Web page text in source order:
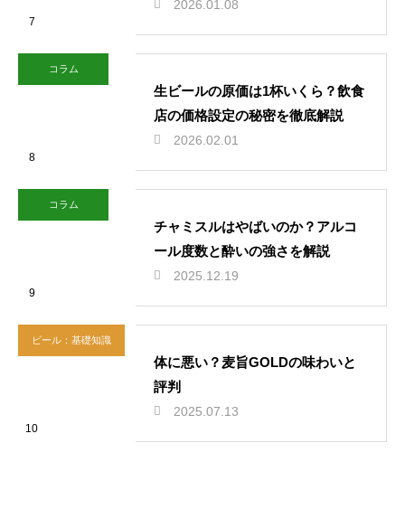
7
2026.01.08
コラム
8
生ビールの原価は1杯いくら？飲食
店の価格設定の秘密を徹底解説
2026.02.01
コラム
9
チャミスルはやばいのか？アルコ
ール度数と酔いの強さを解説
2025.12.19
ビール：基礎知識
10
体に悪い？麦旨GOLDの味わいと
評判
2025.07.13